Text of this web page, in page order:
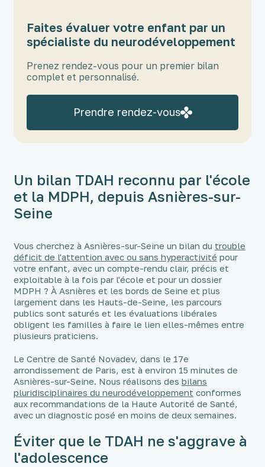
Faites évaluer votre enfant par un
spécialiste du neurodéveloppement
Prenez rendez-vous pour un premier bilan
complet et personnalisé.
Prendre rendez-vous
Un bilan TDAH reconnu par l'école
et la MDPH, depuis Asnières-sur-
Seine
Vous cherchez à Asnières-sur-Seine un bilan du trouble
déficit de l'attention avec ou sans hyperactivité pour
votre enfant, avec un compte-rendu clair, précis et
exploitable à la fois par l'école et pour un dossier
MDPH ? À Asnières et les bords de Seine et plus
largement dans les Hauts-de-Seine, les parcours
publics sont saturés et les évaluations libérales
obligent les familles à faire le lien elles-mêmes entre
plusieurs praticiens.
Le Centre de Santé Novadev, dans le 17e
arrondissement de Paris, est à environ 15 minutes de
Asnières-sur-Seine. Nous réalisons des bilans
pluridisciplinaires du neurodéveloppement conformes
aux recommandations de la Haute Autorité de Santé,
avec un diagnostic posé en moins de deux semaines.
Éviter que le TDAH ne s'aggrave à
l'adolescence